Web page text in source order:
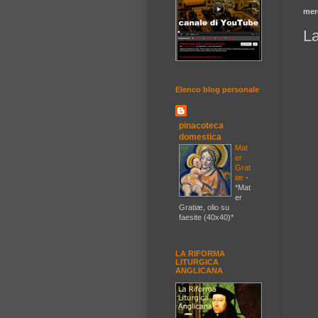
Elenco blog personale
pinacoteca
domestica
Mat
er
Grat
iæ -
*Mat
er
Gratiæ, olio su
faesite (40x40)*
LA RIFORMA
LITURGICA
ANGLICANA